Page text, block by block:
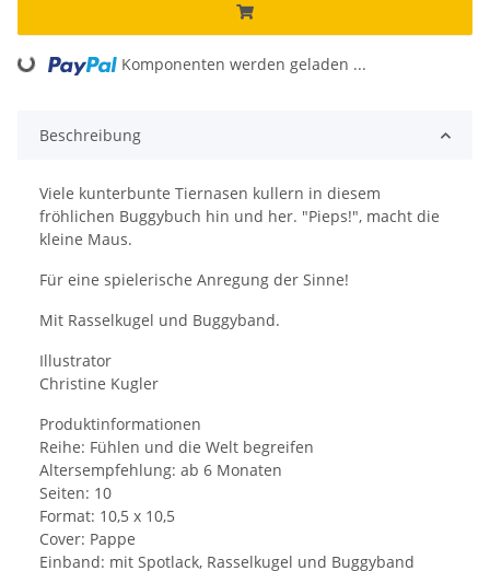
Loading... Komponenten werden geladen ...
Beschreibung
Viele kunterbunte Tiernasen kullern in diesem
fröhlichen Buggybuch hin und her. "Pieps!", macht die
kleine Maus.
Für eine spielerische Anregung der Sinne!
Mit Rasselkugel und Buggyband.
Illustrator
Christine Kugler
Produktinformationen
Reihe: Fühlen und die Welt begreifen
Altersempfehlung: ab 6 Monaten
Seiten: 10
Format: 10,5 x 10,5
Cover: Pappe
Einband: mit Spotlack, Rasselkugel und Buggyband